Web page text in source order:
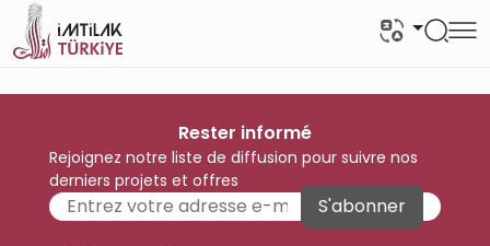
Rester informé
Rejoignez notre liste de diffusion pour suivre nos
derniers projets et offres
S'abonner